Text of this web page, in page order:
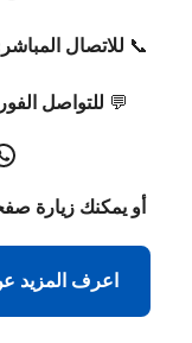
📞 للاتصال
💬 للتواصل
أو يمكنك زيارة
اعرف المزيد